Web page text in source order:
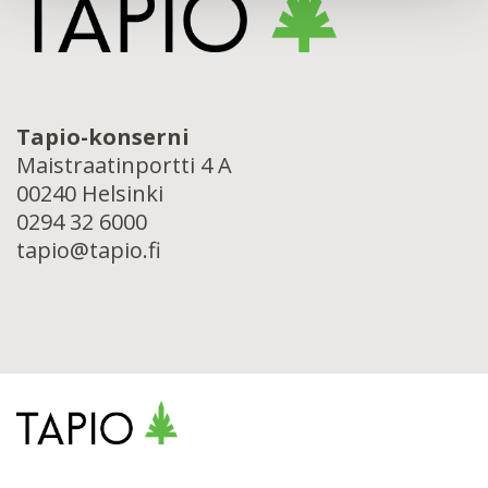
Tapio-konserni
Maistraatinportti 4 A
00240 Helsinki
0294 32 6000
tapio@tapio.fi